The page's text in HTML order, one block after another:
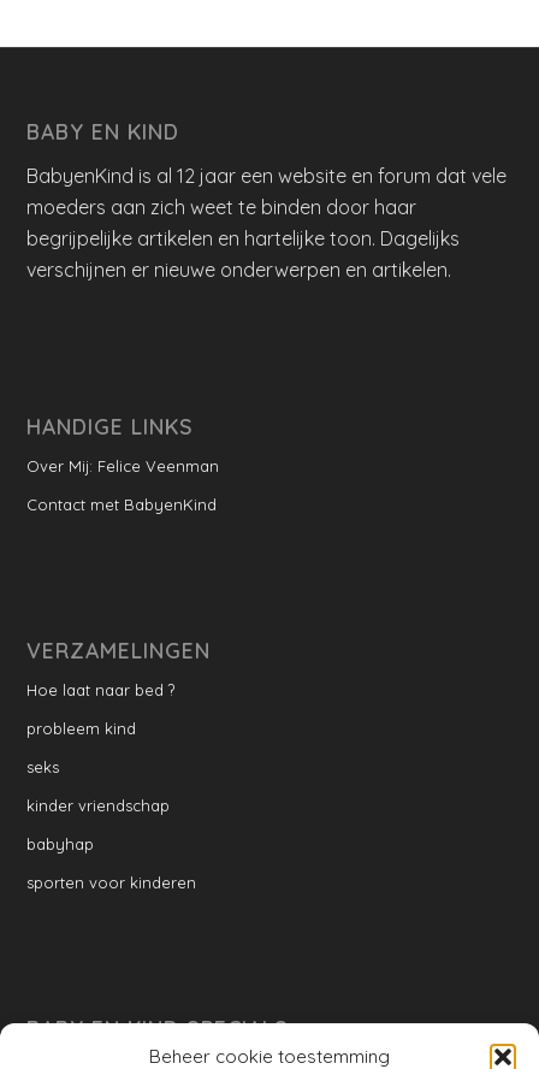
Beheer cookie toestemming
BABY EN KIND
BabyenKind is al 12 jaar een website en forum dat vele
moeders aan zich weet te binden door haar
begrijpelijke artikelen en hartelijke toon. Dagelijks
verschijnen er nieuwe onderwerpen en artikelen.
HANDIGE LINKS
Over Mij: Felice Veenman
Contact met BabyenKind
VERZAMELINGEN
Hoe laat naar bed ?
probleem kind
seks
kinder vriendschap
babyhap
sporten voor kinderen
BABY EN KIND SPECIALS